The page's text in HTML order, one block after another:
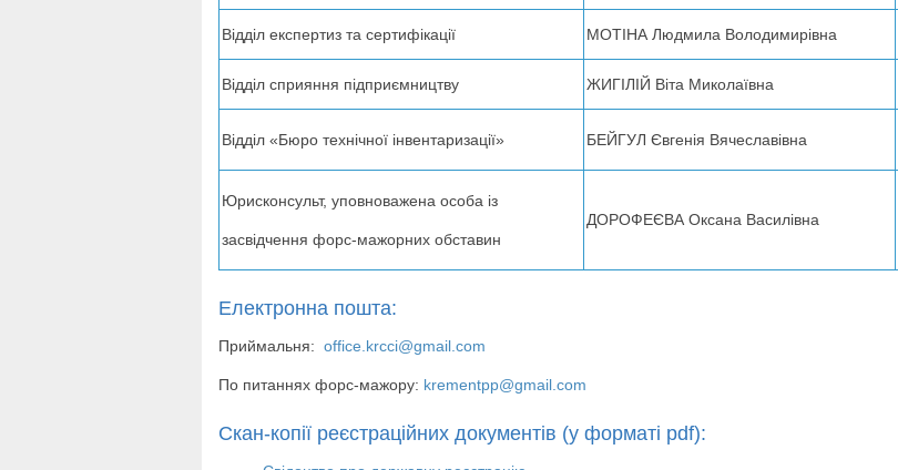
Відділ експертиз та сертифікації МОТІНА Людмила Володимирівна
Відділ сприяння підприємництву ЖИГІЛІЙ Віта Миколаївна
Відділ «Бюро технічної інвентаризації» БЕЙГУЛ Євгенія Вячеславівна
Юрисконсульт, уповноважена особа із
засвідчення форс-мажорних обставин
ДОРОФЕЄВА Оксана Василівна
Електронна пошта:
Приймальня: office.krcci@gmail.com
По питаннях форс-мажору: krementpp@gmail.com
Скан-копії реєстраційних документів (у форматі pdf):